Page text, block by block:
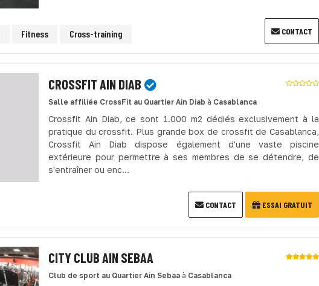
Fitness Cross-training CONTACT
CROSSFIT AIN DIAB
Salle affiliée CrossFit au Quartier Ain Diab à Casablanca
Crossfit Ain Diab, ce sont 1.000 m2 dédiés exclusivement à la
pratique du crossfit. Plus grande box de crossfit de Casablanca,
Crossfit Ain Diab dispose également d'une vaste piscine
extérieure pour permettre à ses membres de se détendre, de
s'entraîner ou enc...
CONTACT ESSAI GRATUIT
CITY CLUB AIN SEBAA
Club de sport au Quartier Ain Sebaa à Casablanca